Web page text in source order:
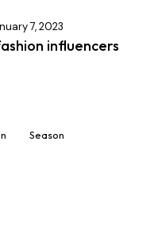
7, 2023
influencers
Season